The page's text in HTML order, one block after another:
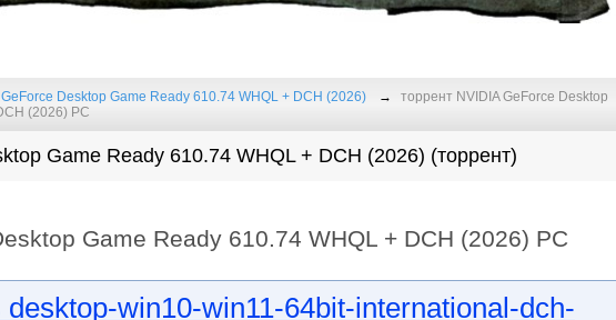
GeForce Desktop Game Ready 610.74 WHQL + DCH (2026)
торрент NVIDIA GeForce Desktop
(2026) PC
Game Ready 610.74 WHQL + DCH (2026) (торрент)
Game Ready 610.74 WHQL + DCH (2026) PC
desktop-win10-win11-64bit-international-dch-